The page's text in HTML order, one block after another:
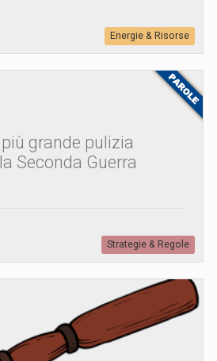
Energie & Risorse
grande pulizia
Seconda Guerra
Strategie & Regole